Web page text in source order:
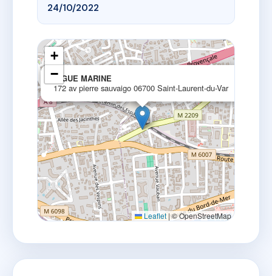
24/10/2022
AIGUE MARINE
172 av pierre sauvaigo 06700 Saint-Laurent-du-Var
+
−
Leaflet |© OpenStreetMap